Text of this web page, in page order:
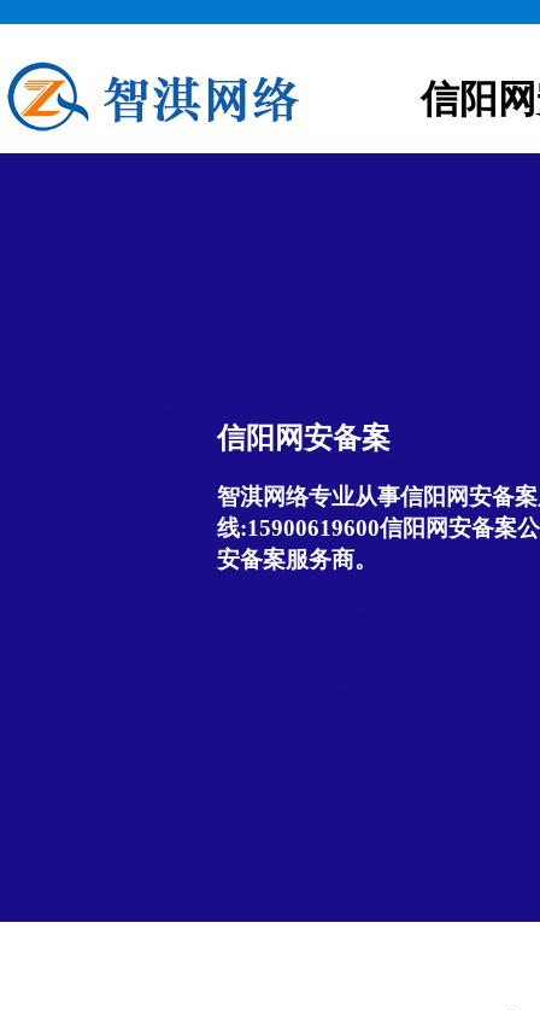
信阳
信阳网安备案
智淇网络专业从事信阳网安备
线:15900619600信阳网安备案
安备案服务商。